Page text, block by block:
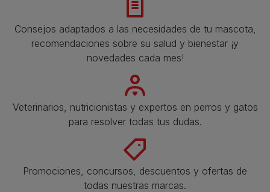
Consejos adaptados a las necesidades de tu mascota,
recomendaciones sobre su salud y bienestar ¡y
novedades cada mes!
Veterinarios, nutricionistas y expertos en perros y gatos
para resolver todas tus dudas.​
Promociones, concursos, descuentos y ofertas de
todas nuestras marcas.​